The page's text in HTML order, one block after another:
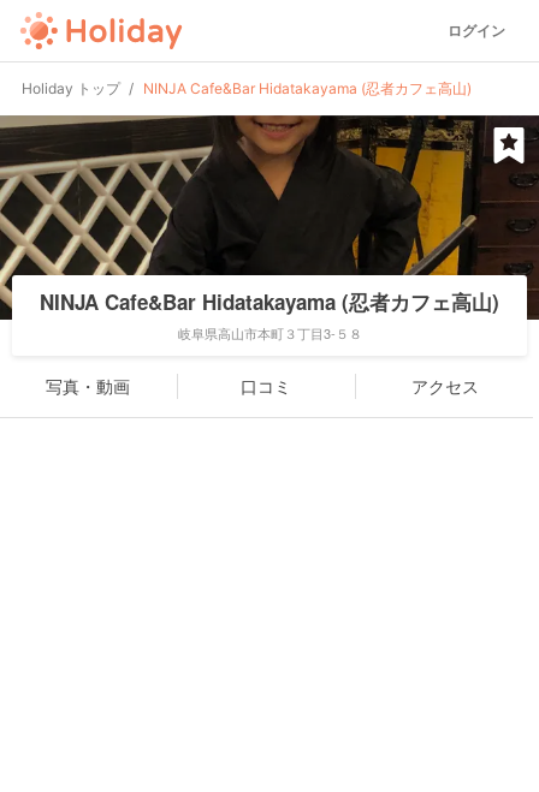
ログイン
Holiday トップ NINJA Cafe&Bar Hidatakayama (忍者カフェ高山)
NINJA Cafe&Bar Hidatakayama (忍者カフェ高山)
岐阜県高山市本町３丁目3-５８
写真・動画 口コミ アクセス